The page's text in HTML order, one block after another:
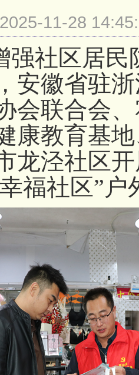
11-28
强社区居民
安徽省驻
会联合会
康教育基
龙泾社区
福社区”户